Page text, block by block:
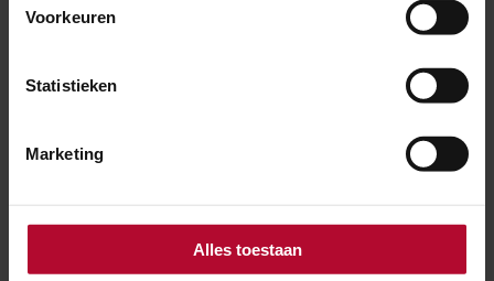
Voorkeuren
Statistieken
Marketing
Alles toestaan
Herstelwerk bij Hooghalen